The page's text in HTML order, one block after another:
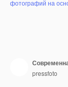
фотографий на
pressfoto